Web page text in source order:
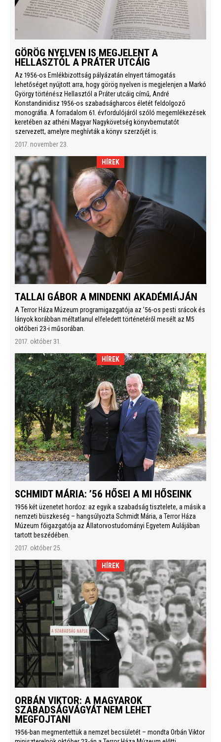
GÖRÖG NYELVEN IS MEGJELENT A
HELLASZTÓL A PRÁTER UTCÁIG
Az 1956-os Emlékbizottság pályázatán elnyert támogatás
lehetőséget nyújtott arra, hogy görög nyelven is megjelenjen a Markó
György történész Hellasztól a Práter utcáig című, André
Konstandinidisz 1956-os szabadságharcos életét feldolgozó
monográfia. A forradalom 61. évfordulójáról szóló megemlékezések
keretében az athéni Magyar Nagykövetség könyvbemutatót
szervezett, amelyre meghívták a könyv szerzőjét is.
2017. november 23.
HÍREK
TALLAI GÁBOR A MINDENKI AKADÉMIÁJÁN
A Terror Háza Múzeum programigazgatója az ’56-os pesti srácok és
lányok korábban méltatlanul elfeledett történetéről mesélt az M5
októberi 23-i műsorában.
2017. október 31.
HÍREK
SCHMIDT MÁRIA: ’56 HŐSEI A MI HŐSEINK
1956 két üzenetet hordoz: az egyik a szabadság tisztelete, a másik a
nemzeti büszkeség – hangsúlyozta Schmidt Mária, a Terror Háza
Múzeum főigazgatója az Állatorvostudományi Egyetem Aulájában
tartott beszédében.
2017. október 25.
HÍREK
ORBÁN VIKTOR: A MAGYAROK
SZABADSÁGVÁGYÁT NEM LEHET
MEGFOJTANI
1956-ban megmentettük a nemzet becsületét – mondta Orbán Viktor